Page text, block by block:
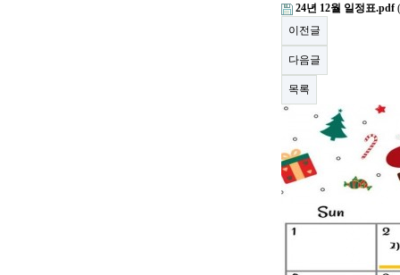
24년 12월 일정표.pdf
이전글
다음글
목록